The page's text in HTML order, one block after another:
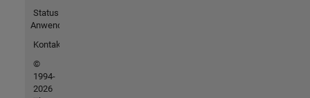
Status von
Anwendungen
Kontakt
©
1994-
2026